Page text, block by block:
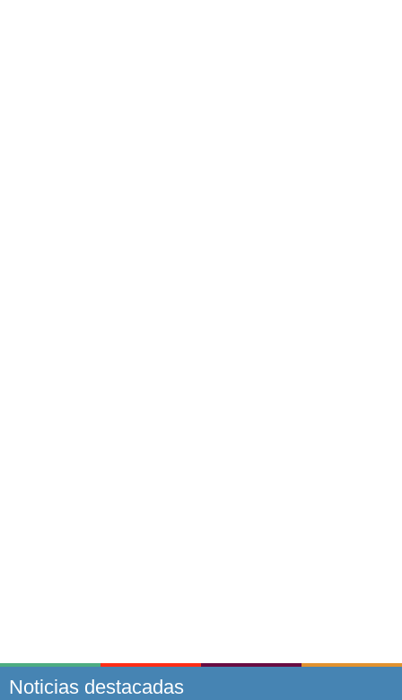
Noticias destacadas